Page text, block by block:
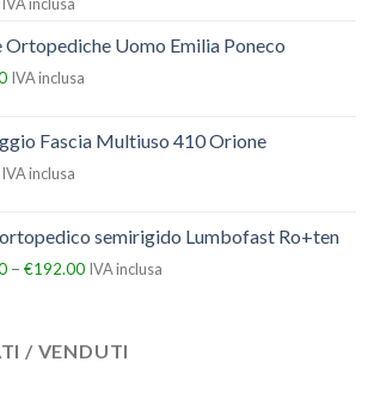
Ortopediche Uomo Emilia Poneco
IVA inclusa
Fascia Multiuso 410 Orione
IVA inclusa
semirigido Lumbofast Ro+ten
– €192.00 IVA inclusa
/ VENDUTI